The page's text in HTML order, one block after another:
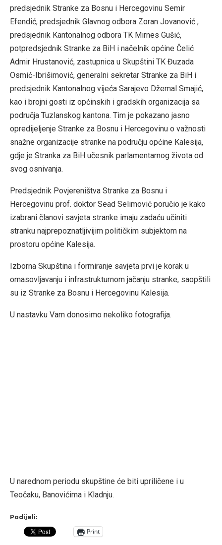
predsjednik Stranke za Bosnu i Hercegovinu Semir
Efendić, predsjednik Glavnog odbora Zoran Jovanović ,
predsjednik Kantonalnog odbora TK Mirnes Gušić,
potpredsjednik Stranke za BiH i načelnik općine Čelić
Admir Hrustanović, zastupnica u Skupštini TK Đuzada
Osmić-Ibrišimović, generalni sekretar Stranke za BiH i
predsjednik Kantonalnog vijeća Sarajevo Džemal Smajić,
kao i brojni gosti iz općinskih i gradskih organizacija sa
područja Tuzlanskog kantona. Tim je pokazano jasno
opredijeljenje Stranke za Bosnu i Hercegovinu o važnosti
snažne organizacije stranke na području općine Kalesija,
gdje je Stranka za BiH učesnik parlamentarnog života od
svog osnivanja.
Predsjednik Povjereništva Stranke za Bosnu i
Hercegovinu prof. doktor Sead Selimović poručio je kako
izabrani članovi savjeta stranke imaju zadaću učiniti
stranku najprepoznatljivijim političkim subjektom na
prostoru općine Kalesija.
Izborna Skupština i formiranje savjeta prvi je korak u
omasovljavanju i infrastrukturnom jačanju stranke, saopštili
su iz Stranke za Bosnu i Hercegovinu Kalesija.
U nastavku Vam donosimo nekoliko fotografija.
U narednom periodu skupštine će biti upriličene i u
Teočaku, Banovićima i Kladnju.
Podijeli:
Print